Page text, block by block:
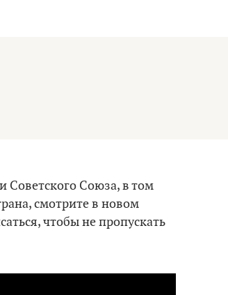
Советского Союза, в том
смотрите в новом
чтобы не пропускать